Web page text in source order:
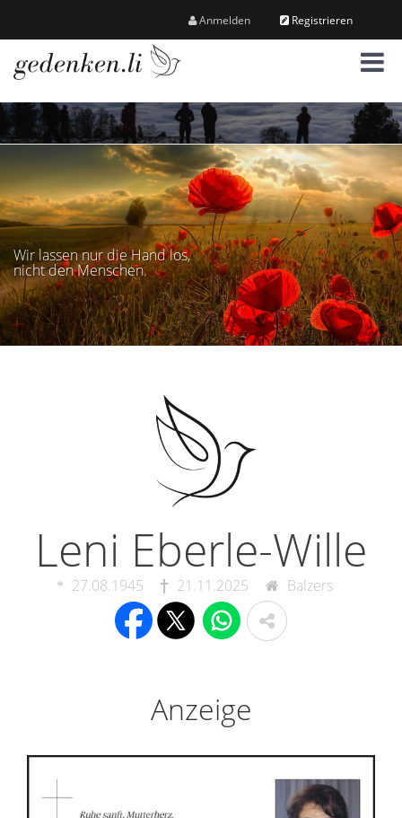
Anmelden Registrieren
M
e
n
ü
Wir lassen nur die Hand los,
nicht den Menschen.
Leni Eberle-Wille
27.08.1945 21.11.2025 Balzers
Anzeige